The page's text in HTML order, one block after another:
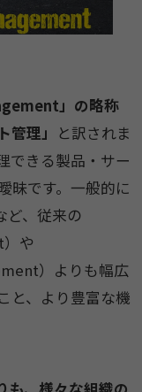
」の略称
管理」 と訳されま
できる製品・サー
昧です。一般的に
ど、従来の
や
）よりも幅広
と、より豊富な機